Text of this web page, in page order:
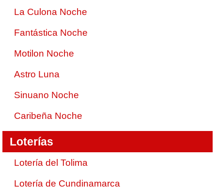
La Culona Noche
Fantástica Noche
Motilon Noche
Astro Luna
Sinuano Noche
Caribeña Noche
Loterías
Lotería del Tolima
Lotería de Cundinamarca